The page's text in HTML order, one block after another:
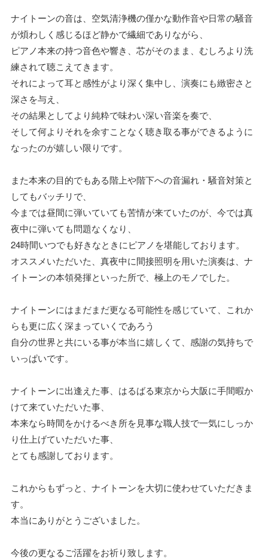
ナイトーンの音は、空気清浄機の僅かな動作音や日常の騒音
が煩わしく感じるほど静かで繊細でありながら、
ピアノ本来の持つ音色や響き、芯がそのまま、むしろより洗
練されて聴こえてきます。
それによって耳と感性がより深く集中し、演奏にも緻密さと
深さを与え、
その結果としてより純粋で味わい深い音楽を奏で、
そして何よりそれを余すことなく聴き取る事ができるように
なったのが嬉しい限りです。
また本来の目的でもある階上や階下への音漏れ・騒音対策と
してもバッチリで、
今までは昼間に弾いていても苦情が来ていたのが、今では真
夜中に弾いても問題なくなり、
24時間いつでも好きなときにピアノを堪能しております。
オススメいただいた、真夜中に間接照明を用いた演奏は、ナ
イトーンの本領発揮といった所で、極上のモノでした。
ナイトーンにはまだまだ更なる可能性を感じていて、これか
らも更に広く深まっていくであろう
自分の世界と共にいる事が本当に嬉しくて、感謝の気持ちで
いっぱいです。
ナイトーンに出逢えた事、はるばる東京から大阪に手間暇か
けて来ていただいた事、
本来なら時間をかけるべき所を見事な職人技で一気にしっか
り仕上げていただいた事、
とても感謝しております。
これからもずっと、ナイトーンを大切に使わせていただきま
す。
本当にありがとうございました。
今後の更なるご活躍をお祈り致します。